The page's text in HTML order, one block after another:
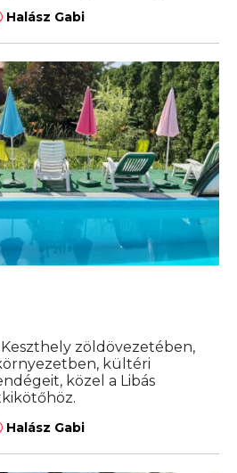
Halász Gabi
zöldövezetében,
kültéri
közel a Libás
Halász Gabi